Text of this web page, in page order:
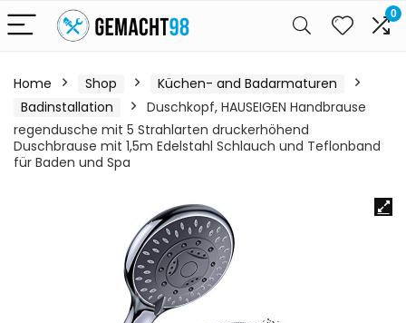
0
Home Shop
Küchen- and Badarmaturen
Badinstallation
Duschkopf, HAUSEIGEN Handbrause
regendusche mit 5 Strahlarten druckerhöhend
Duschbrause mit 1,5m Edelstahl Schlauch und Teflonband
für Baden und Spa